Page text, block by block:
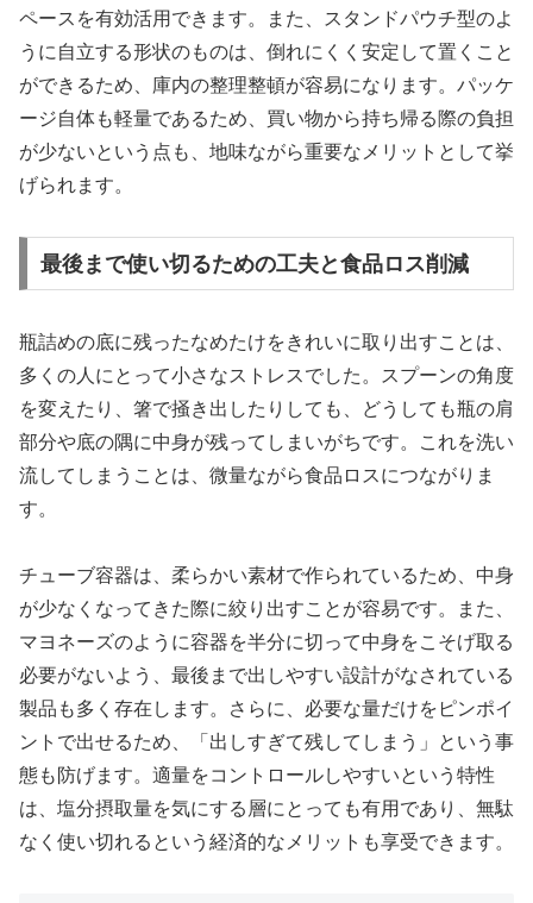
ペースを有効活用できます。また、スタンドパウチ型のよ
うに自立する形状のものは、倒れにくく安定して置くこと
ができるため、庫内の整理整頓が容易になります。パッケ
ージ自体も軽量であるため、買い物から持ち帰る際の負担
が少ないという点も、地味ながら重要なメリットとして挙
げられます。
最後まで使い切るための工夫と食品ロス削減
瓶詰めの底に残ったなめたけをきれいに取り出すことは、
多くの人にとって小さなストレスでした。スプーンの角度
を変えたり、箸で掻き出したりしても、どうしても瓶の肩
部分や底の隅に中身が残ってしまいがちです。これを洗い
流してしまうことは、微量ながら食品ロスにつながりま
す。
チューブ容器は、柔らかい素材で作られているため、中身
が少なくなってきた際に絞り出すことが容易です。また、
マヨネーズのように容器を半分に切って中身をこそげ取る
必要がないよう、最後まで出しやすい設計がなされている
製品も多く存在します。さらに、必要な量だけをピンポイ
ントで出せるため、「出しすぎて残してしまう」という事
態も防げます。適量をコントロールしやすいという特性
は、塩分摂取量を気にする層にとっても有用であり、無駄
なく使い切れるという経済的なメリットも享受できます。